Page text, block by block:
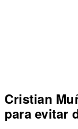
Colo Colo
de Primera